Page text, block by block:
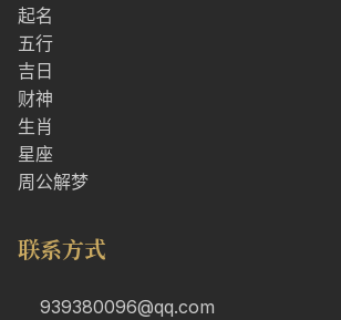
起名
五行
吉日
财神
生肖
星座
周公解梦
联系方式
939380096@qq.com